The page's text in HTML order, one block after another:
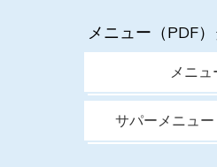
メニュー（PDF
メニュ
サパーメニュ